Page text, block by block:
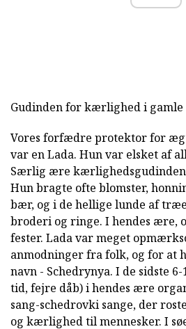
Gudinden for kærlighed i gamle
Vores forfædre protektor for
var en Lada. Hun var elsket af
Særlig ære kærlighedsgudinden
Hun bragte ofte blomster,
bær, og i de hellige lunde af
broderi og ringe. I hendes ære,
fester. Lada var meget
anmodninger fra folk, og for at
navn - Schedrynya. I de sidste
tid, fejre dåb) i hendes ære
sang-schedrovki sange, der
og kærlighed til mennesker. I